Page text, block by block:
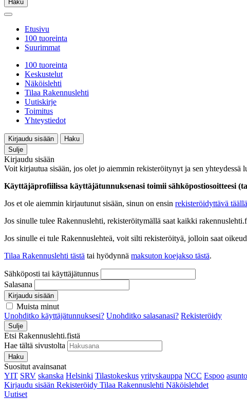
Haku
Etusivu
100 tuoreinta
Suurimmat
100 tuoreinta
Keskustelut
Näköislehti
Tilaa Rakennuslehti
Uutiskirje
Toimitus
Yhteystiedot
Kirjaudu sisään
Haku
Sulje
Kirjaudu sisään
Voit kirjautua sisään, jos olet jo aiemmin rekisteröitynyt ja sen yhteydessä
Käyttäjäprofiilissa käyttäjätunnuksenasi toimii sähköpostiosoitteesi
Jos et ole aiemmin kirjautunut sisään, sinun on ensin rekisteröidyttävä täällä
Jos sinulle tulee Rakennuslehti, rekisteröitymällä saat kaikki
Jos sinulle ei tule Rakennuslehteä, voit silti rekisteröityä, jolloin saat
Tilaa Rakennuslehti tästä tai hyödynnä maksuton koejakso tästä.
Sähköposti tai käyttäjätunnus
Salasana
Kirjaudu sisään
Muista minut
Unohditko käyttäjätunnuksesi? Unohditko salasanasi? Rekisteröidy
Sulje
Etsi Rakennuslehti.fistä
Hae tältä sivustolta
Haku
Suositut avainsanat
YIT SRV skanska Helsinki Tilastokeskus yrityskauppa NCC Espoo
Kirjaudu sisään Rekisteröidy Tilaa Rakennuslehti Näköislehdet
Uutiset